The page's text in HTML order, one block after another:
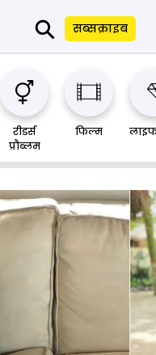
⚲ सब्सक्राइब
रीडर्स
प्रौब्लम
फिल्म